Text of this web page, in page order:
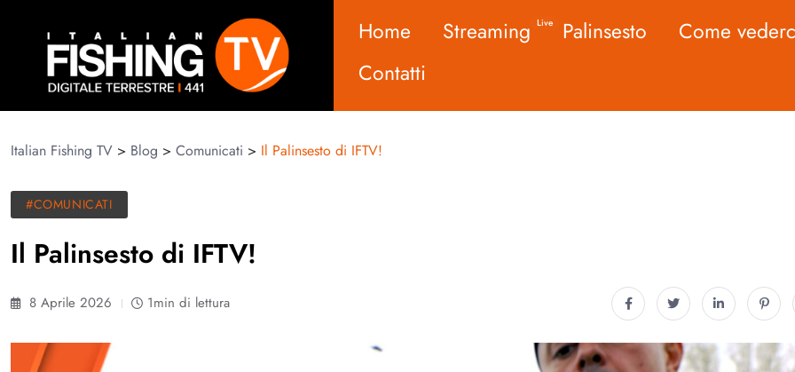
Home Streaming Live Palinsesto
Come
Contatti
Italian Fishing TV > Blog > Comunicati > Il Palinsesto di IFTV!
#COMUNICATI
Il Palinsesto di IFTV!
8 Aprile 2026 1min di lettura